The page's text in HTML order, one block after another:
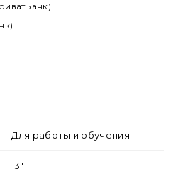
Для работы и обучения
13"